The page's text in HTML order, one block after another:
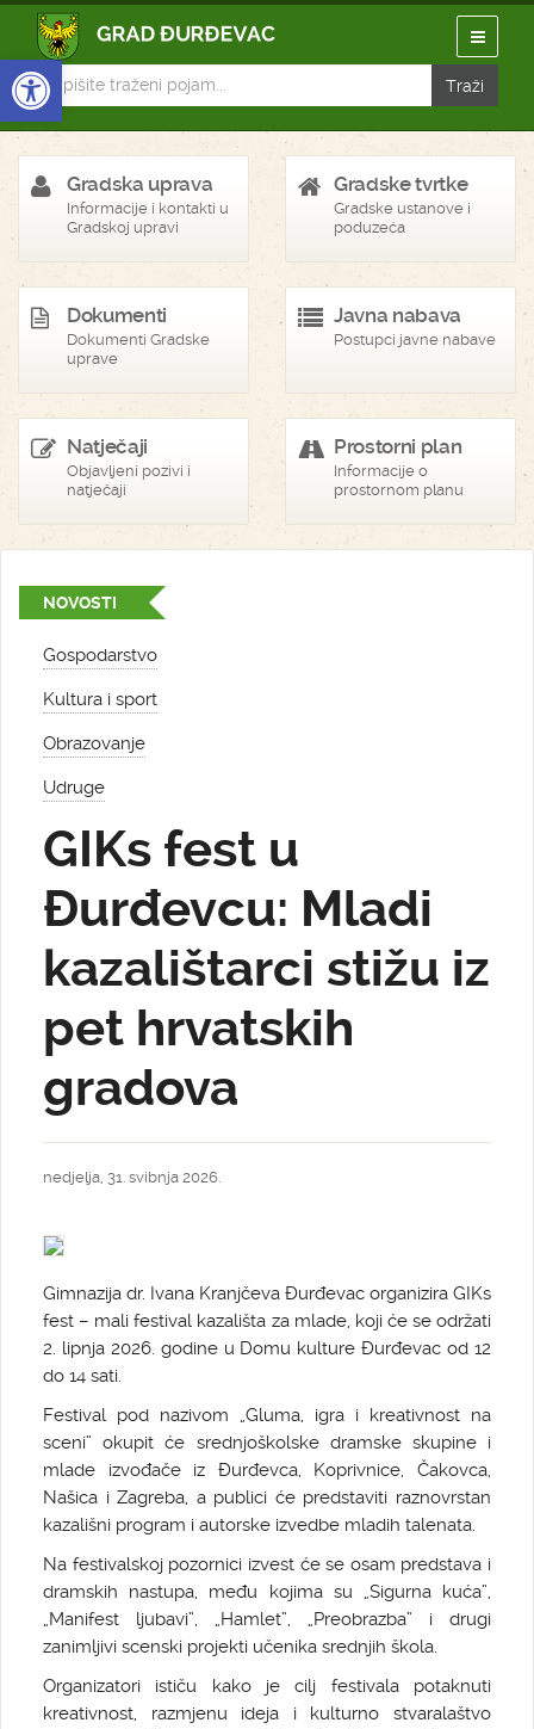
Open toolbar
Gradska uprava
Informacije i kontakti u
Gradskoj upravi
Gradske tvrtke
Gradske ustanove i
poduzeća
Dokumenti
Dokumenti Gradske
uprave
Javna nabava
Postupci javne nabave
Natječaji
Objavljeni pozivi i
natječaji
Prostorni plan
Informacije o
prostornom planu
NOVOSTI
Gospodarstvo
Kultura i sport
Obrazovanje
Udruge
GIKs fest u
Đurđevcu: Mladi
kazalištarci stižu iz
pet hrvatskih
gradova
nedjelja, 31. svibnja 2026.
Gimnazija dr. Ivana Kranjčeva Đurđevac organizira GIKs
fest – mali festival kazališta za mlade, koji će se održati
2. lipnja 2026. godine u Domu kulture Đurđevac od 12
do 14 sati.
Festival pod nazivom „Gluma, igra i kreativnost na
sceni” okupit će srednjoškolske dramske skupine i
mlade izvođače iz Đurđevca, Koprivnice, Čakovca,
Našica i Zagreba, a publici će predstaviti raznovrstan
kazališni program i autorske izvedbe mladih talenata.
Na festivalskoj pozornici izvest će se osam predstava i
dramskih nastupa, među kojima su „Sigurna kuća”,
„Manifest ljubavi”, „Hamlet”, „Preobrazba” i drugi
zanimljivi scenski projekti učenika srednjih škola.
Organizatori ističu kako je cilj festivala potaknuti
kreativnost, razmjenu ideja i kulturno stvaralaštvo